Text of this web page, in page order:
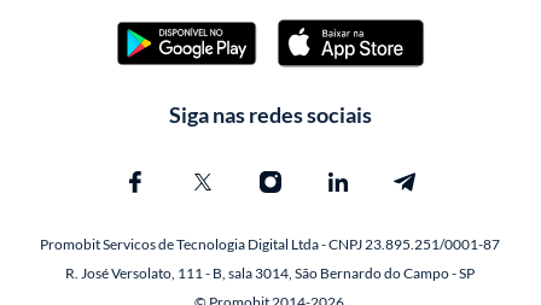
Siga nas redes sociais
Promobit Servicos de Tecnologia Digital Ltda - CNPJ 23.895.251/0001-87
R. José Versolato, 111 - B, sala 3014, São Bernardo do Campo - SP